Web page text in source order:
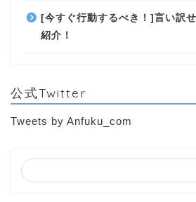
[今すぐ行動するべき！]言い訳
紹介！
公式Twitter
Tweets by Anfuku_com